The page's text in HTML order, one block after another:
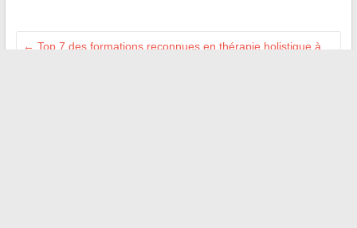
← Top 7 des formations reconnues en thérapie holistique à